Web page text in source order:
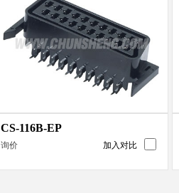
CS-116B-EP
询价 加入对比